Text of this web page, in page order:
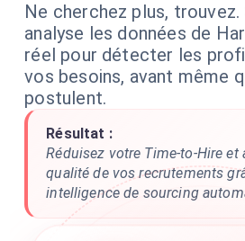
Ne cherchez plus,
analyse les données de
réel pour détecter les
vos besoins, avant même
postulent.
Résultat :
Réduisez votre Time-to-Hire et
qualité de vos recrutements
intelligence de sourcing